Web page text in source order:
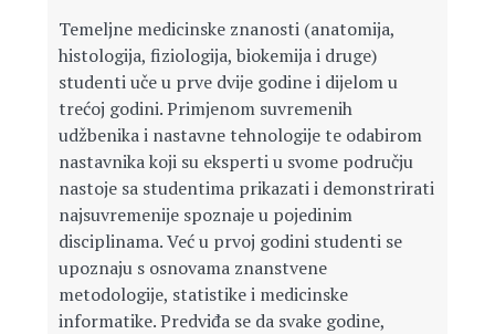
Temeljne medicinske znanosti (anatomija,
histologija, fiziologija, biokemija i druge)
studenti uče u prve dvije godine i dijelom u
trećoj godini. Primjenom suvremenih
udžbenika i nastavne tehnologije te odabirom
nastavnika koji su eksperti u svome području
nastoje sa studentima prikazati i demonstrirati
najsuvremenije spoznaje u pojedinim
disciplinama. Već u prvoj godini studenti se
upoznaju s osnovama znanstvene
metodologije, statistike i medicinske
informatike. Predviđa se da svake godine,